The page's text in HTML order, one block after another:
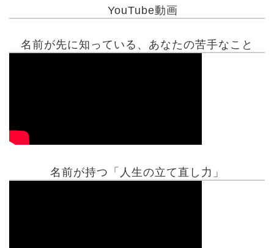
YouTube動画
名前が先に知っている、あなたの苦手なこと
名前が持つ「人生の立て直し力」